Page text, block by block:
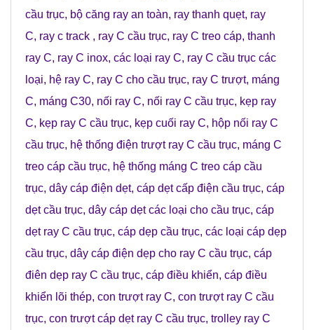
cầu trục, bộ căng ray an toàn, ray thanh quẹt, ray
C, ray c track , ray C cầu trục, ray C treo cáp, thanh
ray C, ray C inox, các loại ray C, ray C cầu trục các
loại, hệ ray C, ray C cho cầu trục, ray C trượt, máng
C, máng C30, nối ray C, nối ray C cầu trục, kẹp ray
C, kẹp ray C cầu trục, kẹp cuối ray C, hộp nối ray C
cầu trục, hệ thống điện trượt ray C cầu trục, máng C
treo cáp cầu trục, hệ thống máng C treo cáp cầu
trục, dây cáp điện dẹt, cáp dẹt cấp điện cầu trục, cáp
dẹt cầu trục, dây cáp dẹt các loại cho cầu trục, cáp
dẹt ray C cầu trục, cáp dẹp cầu trục, các loại cáp dẹp
cầu trục, dây cáp điện dẹp cho ray C cầu trục, cáp
điên dẹp ray C cầu trục, cáp điều khiển, cáp điều
khiển lõi thép, con trượt ray C, con trượt ray C cầu
trục, con trượt cáp dẹt ray C cầu trục, trolley ray C